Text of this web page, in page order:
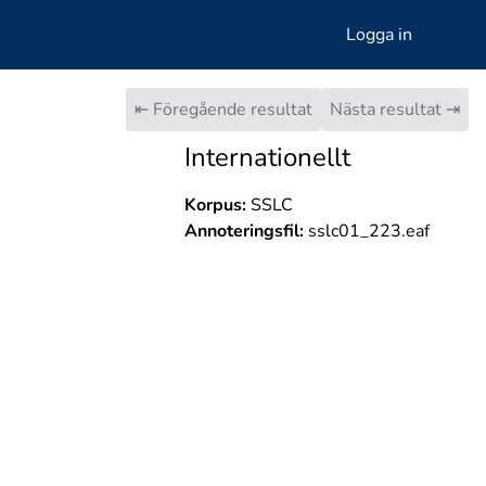
Logga in
⇤ Föregående resultat Nästa resultat ⇥
Internationellt
Korpus:SSLC
Annoteringsfil:sslc01_223.eaf